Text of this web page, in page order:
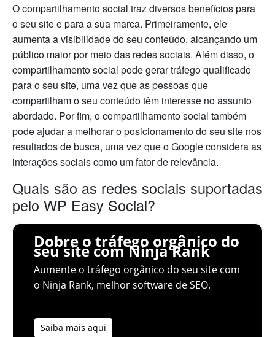
O compartilhamento social traz diversos benefícios para
o seu site e para a sua marca. Primeiramente, ele
aumenta a visibilidade do seu conteúdo, alcançando um
público maior por meio das redes sociais. Além disso, o
compartilhamento social pode gerar tráfego qualificado
para o seu site, uma vez que as pessoas que
compartilham o seu conteúdo têm interesse no assunto
abordado. Por fim, o compartilhamento social também
pode ajudar a melhorar o posicionamento do seu site nos
resultados de busca, uma vez que o Google considera as
interações sociais como um fator de relevância.
Quais são as redes sociais suportadas
pelo WP Easy Social?
Dobre o tráfego orgânico do
seu site com Ninja Rank
Aumente o tráfego orgânico do seu site com
o Ninja Rank, melhor software de SEO.
Saiba mais aqui